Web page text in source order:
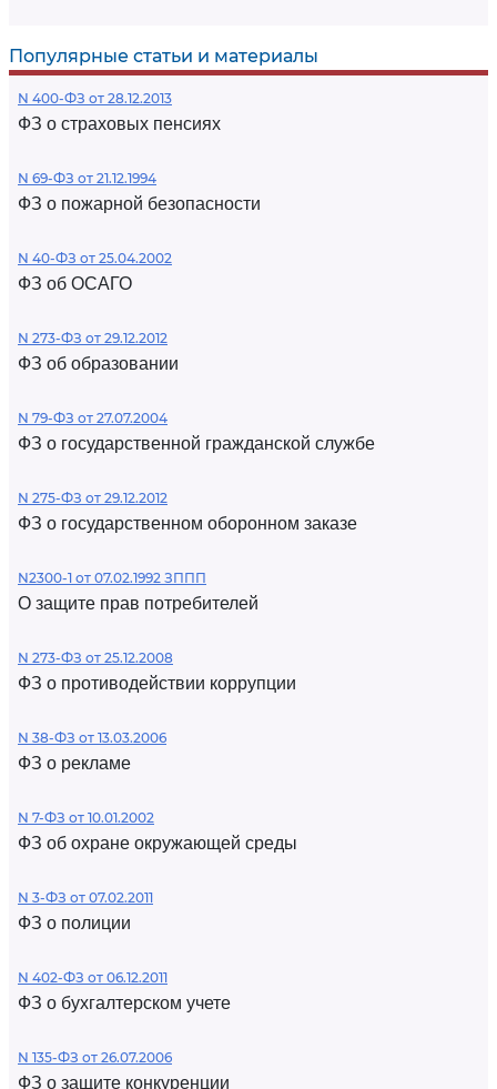
Популярные статьи и материалы
N 400-ФЗ от 28.12.2013
ФЗ о страховых пенсиях
N 69-ФЗ от 21.12.1994
ФЗ о пожарной безопасности
N 40-ФЗ от 25.04.2002
ФЗ об ОСАГО
N 273-ФЗ от 29.12.2012
ФЗ об образовании
N 79-ФЗ от 27.07.2004
ФЗ о государственной гражданской службе
N 275-ФЗ от 29.12.2012
ФЗ о государственном оборонном заказе
N2300-1 от 07.02.1992 ЗППП
О защите прав потребителей
N 273-ФЗ от 25.12.2008
ФЗ о противодействии коррупции
N 38-ФЗ от 13.03.2006
ФЗ о рекламе
N 7-ФЗ от 10.01.2002
ФЗ об охране окружающей среды
N 3-ФЗ от 07.02.2011
ФЗ о полиции
N 402-ФЗ от 06.12.2011
ФЗ о бухгалтерском учете
N 135-ФЗ от 26.07.2006
ФЗ о защите конкуренции